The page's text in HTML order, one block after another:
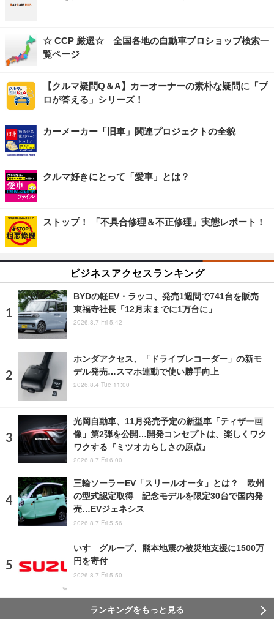
☆ CCP 厳選☆ 全国各地の自動車プロショップ検索一
覧ページ
【クルマ疑問Q＆A】カーオーナーの素朴な疑問に「プ
ロが答える」シリーズ！
カーメーカー「旧車」関連プロジェクトの全貌
クルマ好きにとって「愛車」とは？
ストップ！ 「不具合修理＆不正修理」実態レポート！
ビジネスアクセスランキング
BYDの軽EV・ラッコ、発売1週間で741台を販売
東福寺社長「12月末までに1万台に」
2026.8.7 Fri 5:42
ホンダアクセス、「ドライブレコーダー」の新モ
デル発売…スマホ連動で使い勝手向上
2026.8.4 Tue 11:00
光岡自動車、11月発売予定の新型車「ティザー画
像」第2弾を公開…開発コンセプトは、楽しくワク
ワクする『ミツオカらしさの原点』
2026.8.7 Fri 6:00
三輪ソーラーEV「スリールオータ」とは？ 欧州
の型式認定取得 記念モデルを限定30台で国内発
売…EVジェネシス
2026.8.7 Fri 5:56
いすゞグループ、熊本地震の被災地支援に1500万
円を寄付
2026.8.7 Fri 5:50
ランキングをもっと見る